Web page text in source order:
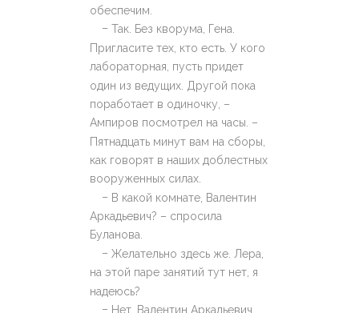
обеспечим.
–
Так. Без кворума, Гена.
Пригласите тех, кто есть. У кого
лабораторная, пусть придет
один из ведущих. Другой пока
поработает в одиночку, –
Ампиров посмотрел на часы. –
Пятнадцать минут вам на сборы,
как говорят в наших доблестных
вооруженных силах.
– В какой комнате, Валентин
Аркадьевич? – спросила
Буланова.
– Желательно здесь же. Лера,
на этой паре занятий тут нет, я
надеюсь?
– Нет, Валентин Аркадьевич.